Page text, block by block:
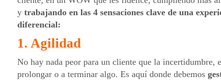
y trabajando en las 4 sensaciones clave de una
diferencial:
1. Agilidad
No hay nada peor para un cliente que la incertidumbre,
prolongar o a terminar algo. Es aquí donde debemos